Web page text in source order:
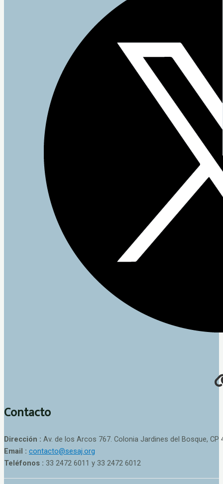
Contacto
Dirección : Av. de los Arcos 767. Colonia Jardines del Bosque, CP
Email : contacto@sesaj.org
Teléfonos : 33 2472 6011 y 33 2472 6012